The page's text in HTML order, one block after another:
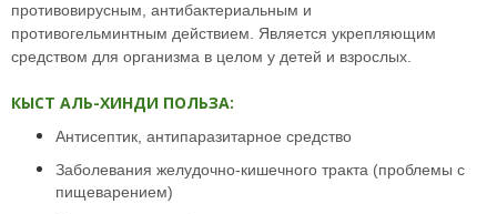
противовирусным, антибактериальным и
противогельминтным действием. Является укрепляющим
средством для организма в целом у детей и взрослых.
КЫСТ АЛЬ-ХИНДИ ПОЛЬЗА:
Антисептик, антипаразитарное средство
Заболевания желудочно-кишечного тракта (проблемы с
пищеварением)